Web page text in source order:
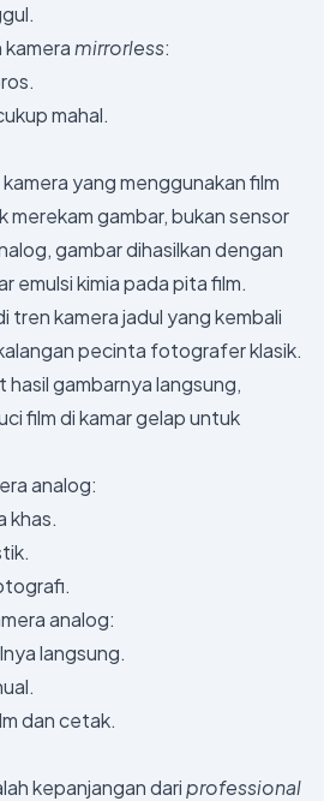
mirrorless:
mahal.
yang menggunakan film
merekam gambar, bukan sensor
gambar dihasilkan dengan
emulsi kimia pada pita film.
tren kamera jadul yang kembali
pecinta fotografer klasik.
hasil gambarnya langsung,
film di kamar gelap untuk
analog:
khas.
analog:
langsung.
dan cetak.
kepanjangan dariprofessional